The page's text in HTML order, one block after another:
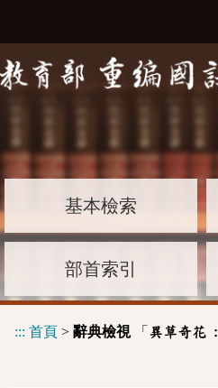
基本檢索
部首索引
::: 首頁 > 辭典檢視「 異草奇花 :